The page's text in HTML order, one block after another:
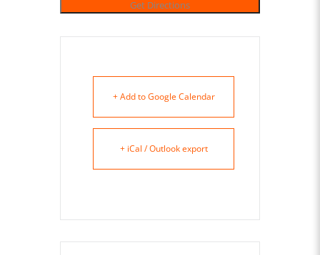
+ Add to Google Calendar
+ iCal / Outlook export